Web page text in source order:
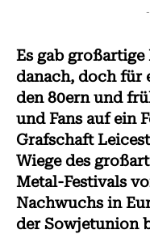
Es gab
danach, doch für
den 80ern und
und Fans auf ein
Grafschaft
Wiege des
Metal-Festivals
Nachwuchs in
der Sowjetunion